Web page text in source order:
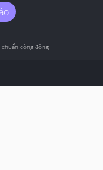
chuẩn cộng đồng